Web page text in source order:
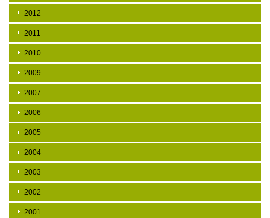
2012
2011
2010
2009
2007
2006
2005
2004
2003
2002
2001